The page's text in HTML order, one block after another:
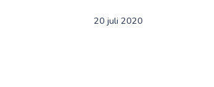
20 juli 2020